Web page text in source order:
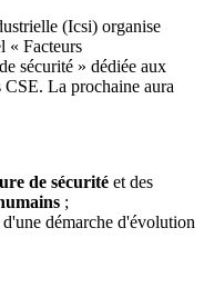
(Icsi) organise
« Facteurs
sécurité » dédiée aux
CSE. La prochaine aura
de sécurité et des
;
démarche d'évolution